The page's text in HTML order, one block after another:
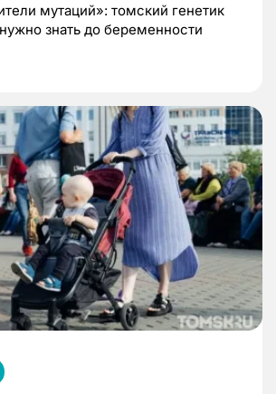
мутаций»: томский генетик
знать до беременности